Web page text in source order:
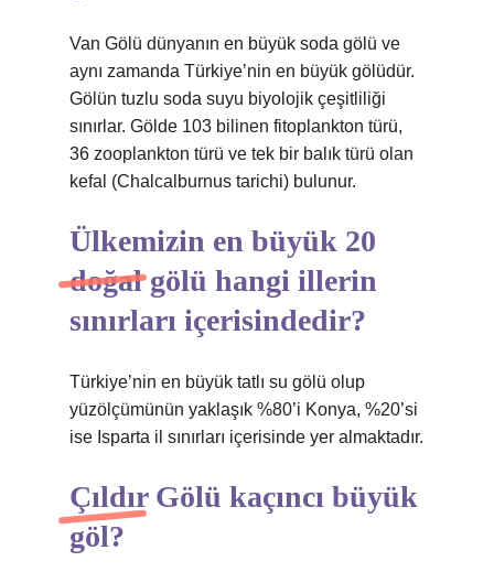
Van Gölü dünyanın en büyük soda gölü ve
aynı zamanda Türkiye’nin en büyük gölüdür.
Gölün tuzlu soda suyu biyolojik çeşitliliği
sınırlar. Gölde 103 bilinen fitoplankton türü,
36 zooplankton türü ve tek bir balık türü olan
kefal (Chalcalburnus tarichi) bulunur.
Ülkemizin en büyük 20
doğal gölü hangi illerin
sınırları içerisindedir?
Türkiye’nin en büyük tatlı su gölü olup
yüzölçümünün yaklaşık %80’i Konya, %20’si
ise Isparta il sınırları içerisinde yer almaktadır.
Çıldır Gölü kaçıncı büyük
göl?